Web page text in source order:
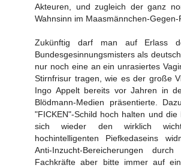
Akteuren, und zugleich der ganz
Wahnsinn im Maasmännchen-Gegen-
Zukünftig darf man auf Erlass
Bundesgesinnungsmisters als
nur noch eine an ein unrasiertes
Stirnfrisur tragen, wie es der große
Ingo Appelt bereits vor Jahren in
Blödmann-Medien präsentierte.
"FICKEN"-Schild hoch halten und die
sich wieder den wirklich
hochintelligenten Piefkedaseins
Anti-Inzucht-Bereicherungen
Fachkräfte aber bitte immer auf